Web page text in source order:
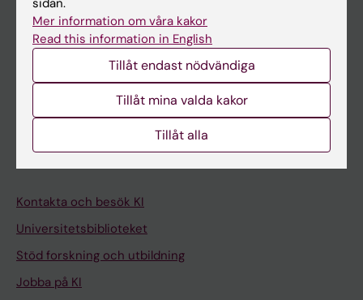
Studentmejlen
Kurs- och programwebbar
Student på KI
Kontakta och besök KI
Universitetsbiblioteket
Stöd forskning och utbildning
Jobba på KI
Mer information om våra kakor
Read this information in English
Tillåt endast nödvändiga
Tillåt mina valda kakor
Tillåt alla